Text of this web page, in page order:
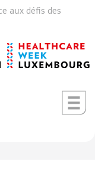
aux défis des